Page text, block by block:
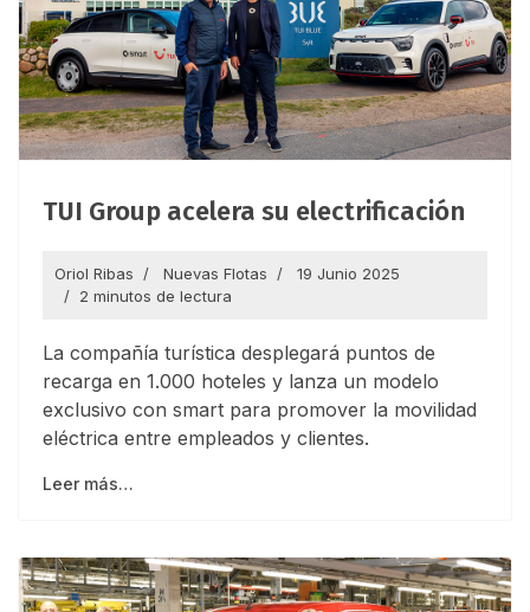
TUI Group acelera su electrificación
Oriol Ribas Nuevas Flotas
19 Junio 2025
2 minutos de lectura
La compañía turística desplegará puntos de
recarga en 1.000 hoteles y lanza un modelo
exclusivo con smart para promover la movilidad
eléctrica entre empleados y clientes.
Leer más…